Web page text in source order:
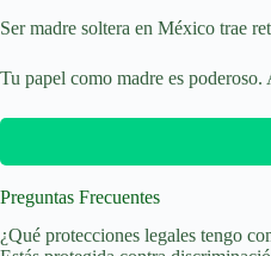
Ser madre soltera en México trae
Tu papel como madre es
Preguntas Frecuentes
¿Qué protecciones legales tengo